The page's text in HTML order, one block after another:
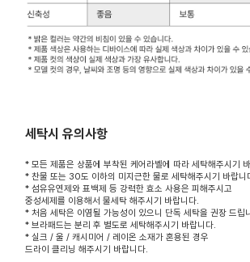
세탁시 유의사항
* 모든 제품은 상품에 부착된 케어라벨에 따라 세탁해주시기
* 찬물 또는 30도 이하의 미지근한 물로 세탁해주시기 바랍니
* 섬유유연제와 표백제 등 강력한 효소 사용은 피해주시고
중성세제를 이용해서 물세탁 해주시기 바랍니다.
* 처음 세탁은 이염될 가능성이 있으니 단독 세탁을 권장 드립
* 브라패드는 분리 후 별도로 세탁해주시기 바랍니다.
* 실크 / 울 / 캐시미어 / 레이온 소재가 혼용된 경우
드라이 클리닝 해주시기 바랍니다.